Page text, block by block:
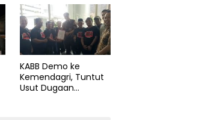
KABB Demo ke
Kemendagri, Tuntut
Usut Dugaan